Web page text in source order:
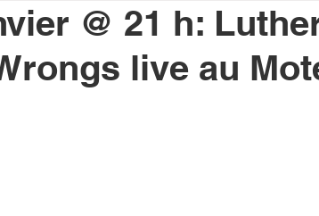
@ 21 h:
live au